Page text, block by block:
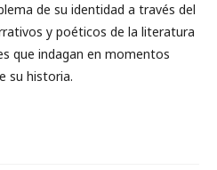
de su identidad a través del
y poéticos de la literatura
que indagan en momentos
su historia.